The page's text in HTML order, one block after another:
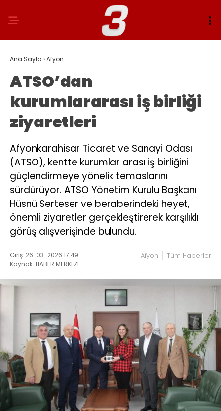
Ana Sayfa ›Afyon
ATSO’dan
kurumlararası iş birliği
ziyaretleri
Afyonkarahisar Ticaret ve Sanayi Odası
(ATSO), kentte kurumlar arası iş birliğini
güçlendirmeye yönelik temaslarını
sürdürüyor. ATSO Yönetim Kurulu Başkanı
Hüsnü Serteser ve beraberindeki heyet,
önemli ziyaretler gerçekleştirerek karşılıklı
görüş alışverişinde bulundu.
Giriş: 26-03-2026 17:49
Kaynak: HABER MERKEZI
Afyon Tüm Haberler